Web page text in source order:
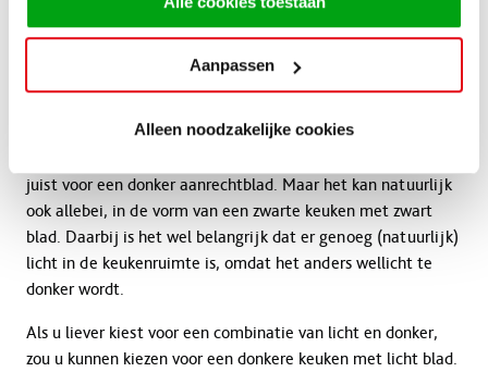
Aanpassen
Alleen noodzakelijke cookies
met marmeren blad
De mogelijkheden zijn eindeloos als het gaat om donkere
juist voor een donker aanrechtblad. Maar het kan natuurlijk
ook allebei, in de vorm van een zwarte keuken met zwart
blad. Daarbij is het wel belangrijk dat er genoeg (natuurlijk)
licht in de keukenruimte is, omdat het anders wellicht te
donker wordt.
Als u liever kiest voor een combinatie van licht en donker,
zou u kunnen kiezen voor een donkere keuken met licht blad.